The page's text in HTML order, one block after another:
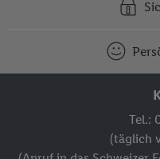
Tel.:
(täglich